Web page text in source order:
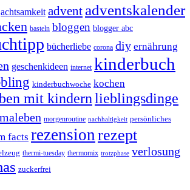
achtsamkeit advent adventskalender
basteln bloggen blogger abc
bücherliebe corona diy ernährung
geschenkideen internet kinderbuch
kinderbuchwoche kochen
mit kindernlieblingsdinge
morgenroutine nachhaltigkeit persönliches
facts rezension rezept
thermi-tuesday thermomix trotzphase verlosung
zuckerfrei